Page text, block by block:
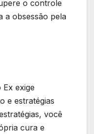
o controle
a obsessão pela
Ex exige
e estratégias
você
cura e